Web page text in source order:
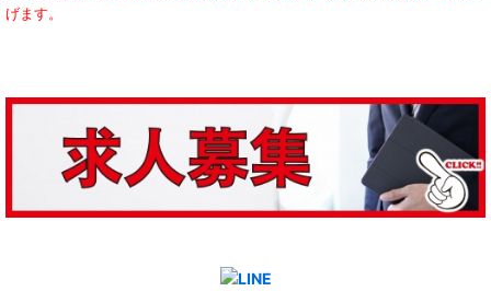
げます。